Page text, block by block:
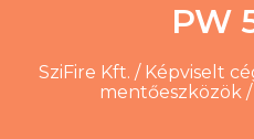
PW
SziFire Kft. / Képviselt
mentőeszközök /